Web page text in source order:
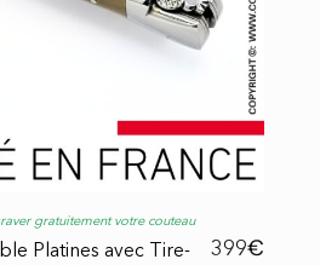
gratuitement votre couteau
Platines avec Tire-
399€